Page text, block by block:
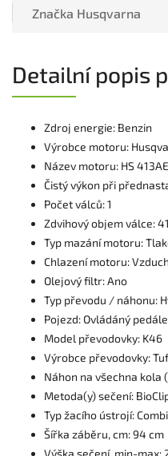
Značka Husqvarna
Detailní popis
Zdroj energie: Benzin
Výrobce motoru:
Název motoru: HS 413AE
Čistý výkon při
Počet válců: 1
Zdvihový objem válce:
Typ mazání motoru:
Chlazení motoru:
Olejový filtr: Ano
Typ převodu / náhonu:
Pojezd: Ovládáný
Model převodovky: K46
Výrobce převodovky:
Náhon na všechna kola
Metoda(y) sečení:
Typ žacího ústrojí: Combi
Šířka záběru, cm: 94 cm
Výška sečení, min-max: